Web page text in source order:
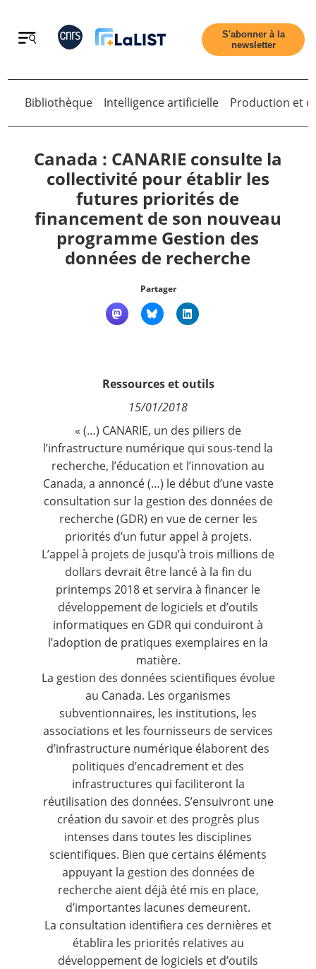
Retour
Tous les articles
S'abonner à la
newsletter
Retour
Bibliothèque Intelligence artificielle Production et
Canada : CANARIE consulte la
collectivité pour établir les
futures priorités de
financement de son nouveau
programme Gestion des
données de recherche
Partager
Ressources et outils
15/01/2018
« (…) CANARIE, un des piliers de
l’infrastructure numérique qui sous-tend la
recherche, l’éducation et l’innovation au
Canada, a annoncé (…) le début d’une vaste
consultation sur la gestion des données de
recherche (GDR) en vue de cerner les
priorités d’un futur appel à projets.
L’appel à projets de jusqu’à trois millions de
dollars devrait être lancé à la fin du
printemps 2018 et servira à financer le
développement de logiciels et d’outils
informatiques en GDR qui conduiront à
l’adoption de pratiques exemplaires en la
matière.
La gestion des données scientifiques évolue
au Canada. Les organismes
subventionnaires, les institutions, les
associations et les fournisseurs de services
d’infrastructure numérique élaborent des
politiques d’encadrement et des
infrastructures qui faciliteront la
réutilisation des données. S’ensuivront une
création du savoir et des progrès plus
intenses dans toutes les disciplines
scientifiques. Bien que certains éléments
appuyant la gestion des données de
recherche aient déjà été mis en place,
d’importantes lacunes demeurent.
La consultation identifiera ces dernières et
établira les priorités relatives au
développement de logiciels et d’outils